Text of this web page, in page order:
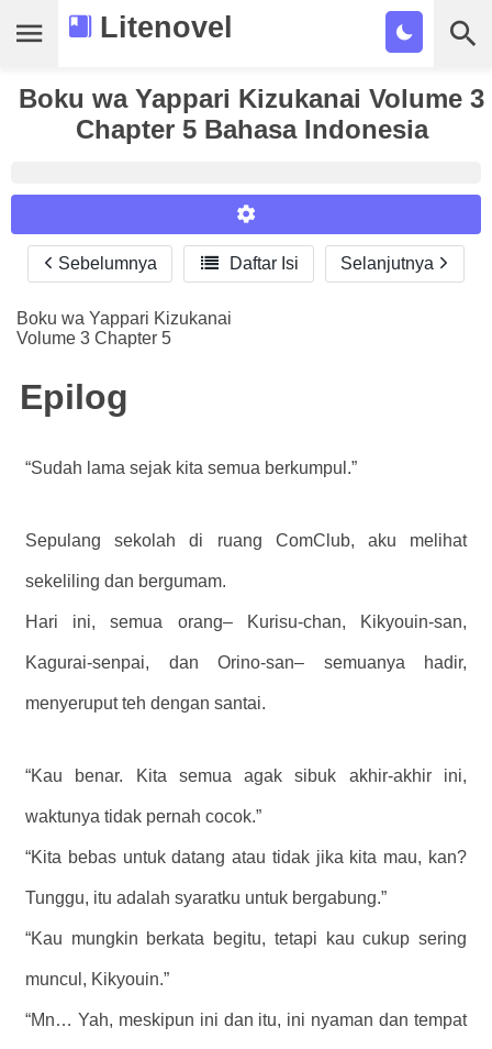
Litenovel
Daftar Novel
Tamat
Tags
Bookmark
Cari
Boku wa Yappari Kizukanai Volume 3
Chapter 5 Bahasa Indonesia
Reader Settings
Font :
Titillium Web
Size :
A-
Sebelumnya  Daftar Isi Selanjutnya
Boku wa Yappari Kizukanai
Volume 3 Chapter 5
Epilog
“Sudah lama sejak kita semua berkumpul.”
Sepulang sekolah di ruang ComClub, aku melihat
sekeliling dan bergumam.
Hari ini, semua orang– Kurisu-chan, Kikyouin-san,
Kagurai-senpai, dan Orino-san– semuanya hadir,
menyeruput teh dengan santai.
“Kau benar. Kita semua agak sibuk akhir-akhir ini,
waktunya tidak pernah cocok.”
“Kita bebas untuk datang atau tidak jika kita mau, kan?
Tunggu, itu adalah syaratku untuk bergabung.”
“Kau mungkin berkata begitu, tetapi kau cukup sering
muncul, Kikyouin.”
“Mn… Yah, meskipun ini dan itu, ini nyaman dan tempat